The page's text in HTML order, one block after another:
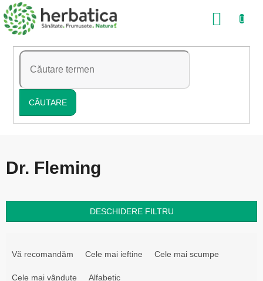
Treci
la
conținut
CĂUTARE
COŞ
Dr. Fleming
DESCHIDERE FILTRU
eVă recomandăm Cele mai ieftine Cele mai scumpe
Cele mai vândute Alfabetic